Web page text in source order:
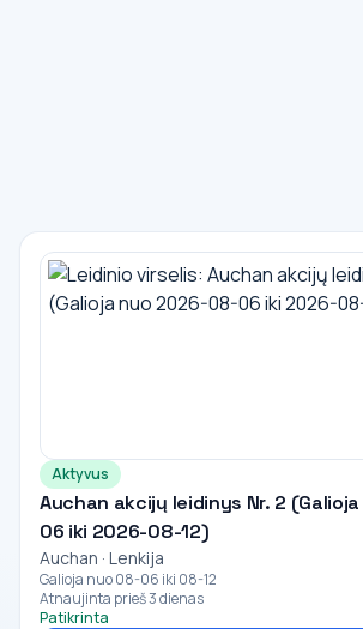
Aktyvus
Auchan akcijų leidinys Nr. 2
06 iki 2026-08-12)
Auchan · Lenkija
Galioja nuo 08-06 iki 08-12
Atnaujinta prieš 3 dienas
Patikrinta